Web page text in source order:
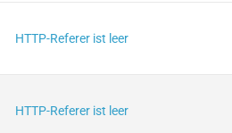
HTTP-Referer ist leer
HTTP-Referer ist leer